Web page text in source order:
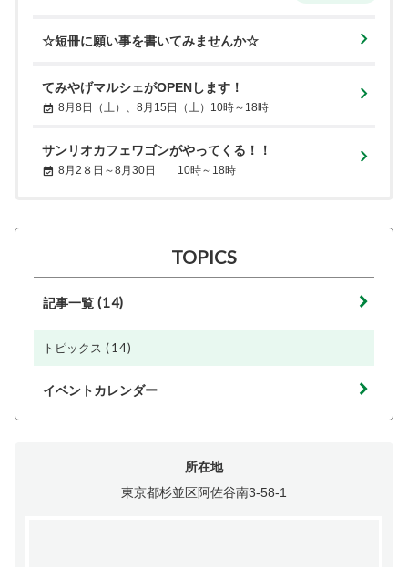
☆短冊に願い事を書いてみませんか☆
てみやげマルシェがOPENします！
8月8日（土）、8月15日（土）10時～18時
サンリオカフェワゴンがやってくる！！
8月2８日～8月30日 10時～18時
TOPICS
記事一覧 (14)
トピックス (14)
イベントカレンダー
所在地
東京都杉並区阿佐谷南3-58-1